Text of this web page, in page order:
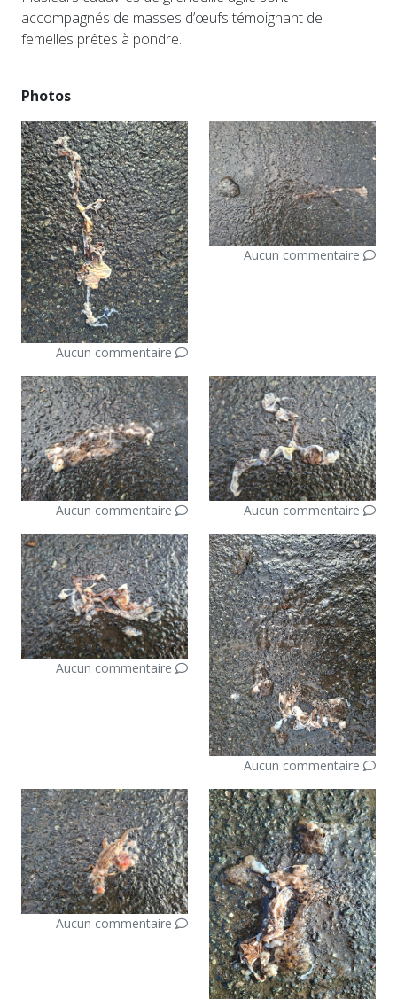
accompagnés de masses d’œufs témoignant de
femelles prêtes à pondre.
Photos
Aucun commentaire
Aucun commentaire
Aucun commentaire Aucun commentaire
Aucun commentaire
Aucun commentaire
Aucun commentaire